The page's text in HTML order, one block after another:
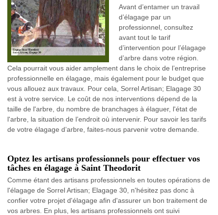
Avant d’entamer un travail
d’élagage par un
professionnel, consultez
avant tout le tarif
d’intervention pour l’élagage
d’arbre dans votre région.
Cela pourrait vous aider amplement dans le choix de l’entreprise
professionnelle en élagage, mais également pour le budget que
vous allouez aux travaux. Pour cela, Sorrel Artisan; Elagage 30
est à votre service. Le coût de nos interventions dépend de la
taille de l'arbre, du nombre de branchages à élaguer, l'état de
l'arbre, la situation de l’endroit où intervenir. Pour savoir les tarifs
de votre élagage d’arbre, faites-nous parvenir votre demande.
Optez les artisans professionnels pour effectuer vos
tâches en élagage à Saint Theodorit
Comme étant des artisans professionnels en toutes opérations de
l'élagage de Sorrel Artisan; Elagage 30, n'hésitez pas donc à
confier votre projet d'élagage afin d'assurer un bon traitement de
vos arbres. En plus, les artisans professionnels ont suivi